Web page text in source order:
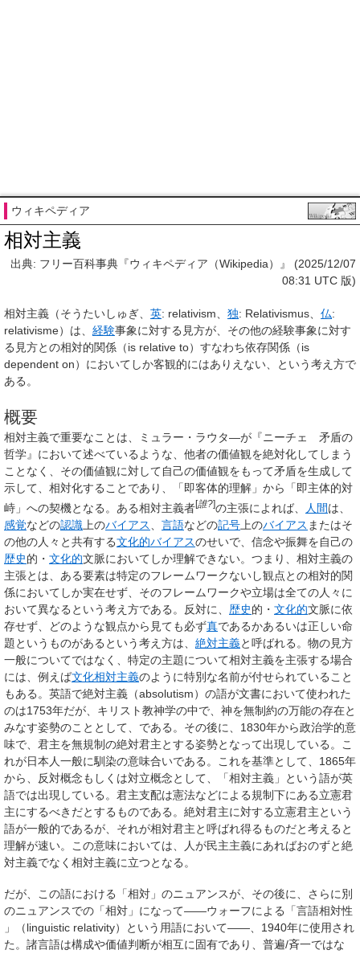
ウィキペディア
相対主義
出典: フリー百科事典『ウィキペディア（Wikipedia）』 (2025/12/07
08:31 UTC 版)
相対主義 （そうたいしゅぎ、 英: relativism 独: Relativismus 仏:
relativisme）は、 経験事象に対する見方が、その他の経験事象に対す
る見方との相対的関係（is relative to）すなわち依存関係（is
dependent on）においてしか客観的にはありえない、という考え方で
ある。
概要
相対主義で重要なことは、ミュラー・ラウタ―が『ニーチェ 矛盾の
哲学』において述べているような、他者の価値観を絶対化してしまう
ことなく、その価値観に対して自己の価値観をもって矛盾を生成して
示して、相対化することであり、「即客体的理解」から「即主体的対
峙」への契機となる。ある相対主義者[誰?]の主張によれば、 人間は、
感覚などの認識 上のバイアス 言語などの記号 上のバイアス またはそ
の他の人々と共有する文化的バイアスのせいで、信念や振舞を自己の
歴史的・ 文化的文脈においてしか理解できない。つまり、相対主義の
主張とは、ある要素は特定のフレームワークないし観点との相対的関
係においてしか実在せず、そのフレームワークや立場は全ての人々に
おいて異なるという考え方である。反対に、 歴史的・ 文化的文脈に依
存せず、どのような観点から見ても必ず真であるかあるいは正しい命
題というものがあるという考え方は、 絶対主義と呼ばれる。物の見方
一般についてではなく、特定の主題について相対主義を主張する場合
には、例えば文化相対主義のように特別な名前が付せられていること
もある。英語で絶対主義（absolutism）の語が文書において使われた
のは1753年だが、キリスト教神学の中で、神を無制約の万能の存在と
みなす姿勢のこととして、である。その後に、1830年から政治学的意
味で、君主を無規制の絶対君主とする姿勢となって出現している。こ
れが日本人一般に馴染の意味合いである。これを基準として、1865年
から、反対概念もしくは対立概念として、「相対主義」という語が英
語では出現している。君主支配は憲法などによる規制下にある立憲君
主にするべきだとするものである。絶対君主に対する立憲君主という
語が一般的であるが、それが相対君主と呼ばれ得るものだと考えると
理解が速い。この意味においては、人が民主主義にあればおのずと絶
対主義でなく相対主義に立つとなる。
だが、この語における「相対」のニュアンスが、その後に、さらに別
のニュアンスでの「相対」になって――ウォーフによる「言語相対性
」（linguistic relativity）という用語において――、1940年に使用され
た。諸言語は構成や価値判断が相互に固有であり、普遍/斉一ではな